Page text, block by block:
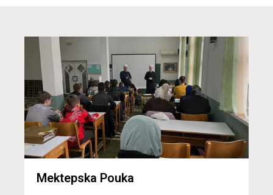
Mektepska Pouka